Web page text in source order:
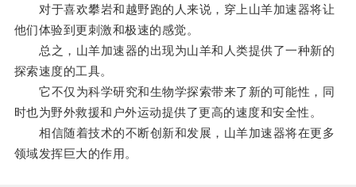
对于喜欢攀岩和越野跑的人来说，穿上山羊加速器将让
他们体验到更刺激和极速的感觉。
总之，山羊加速器的出现为山羊和人类提供了一种新的
探索速度的工具。
它不仅为科学研究和生物学探索带来了新的可能性，同
时也为野外救援和户外运动提供了更高的速度和安全性。
相信随着技术的不断创新和发展，山羊加速器将在更多
领域发挥巨大的作用。